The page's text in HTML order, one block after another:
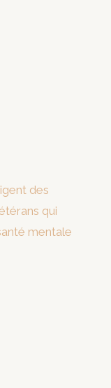
des
qui
mentale